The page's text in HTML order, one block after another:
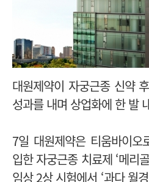
대원제약이 자궁근종 신약
성과를 내며 상업화에 한 발
7일 대원제약은 티움바이
입한 자궁근종 치료제 ‘메리
임상 2상 시험에서 ‘과다 월